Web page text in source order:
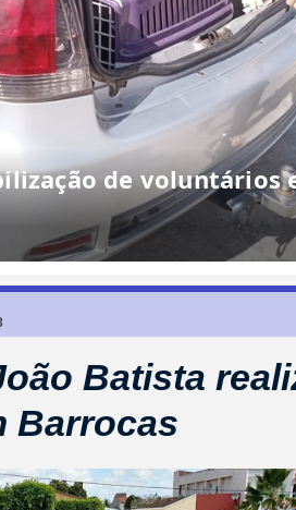
de voluntários
Batista
Barrocas